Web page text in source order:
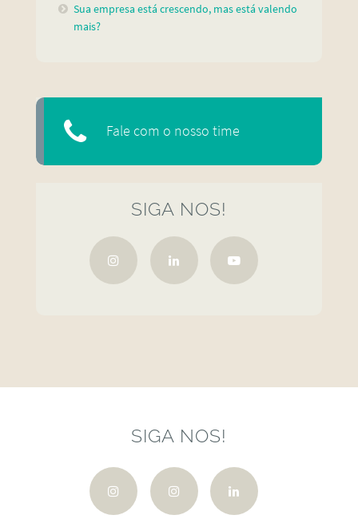
Sua empresa está crescendo, mas está valendo
mais?
Fale com o nosso time
SIGA NOS!
SIGA NOS!